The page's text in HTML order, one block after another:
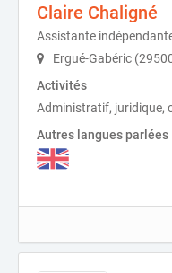
Claire Chaligné
Assistante
Ergué-Gabéric
Activités
Administratif, juridique,
Autres langues parlées